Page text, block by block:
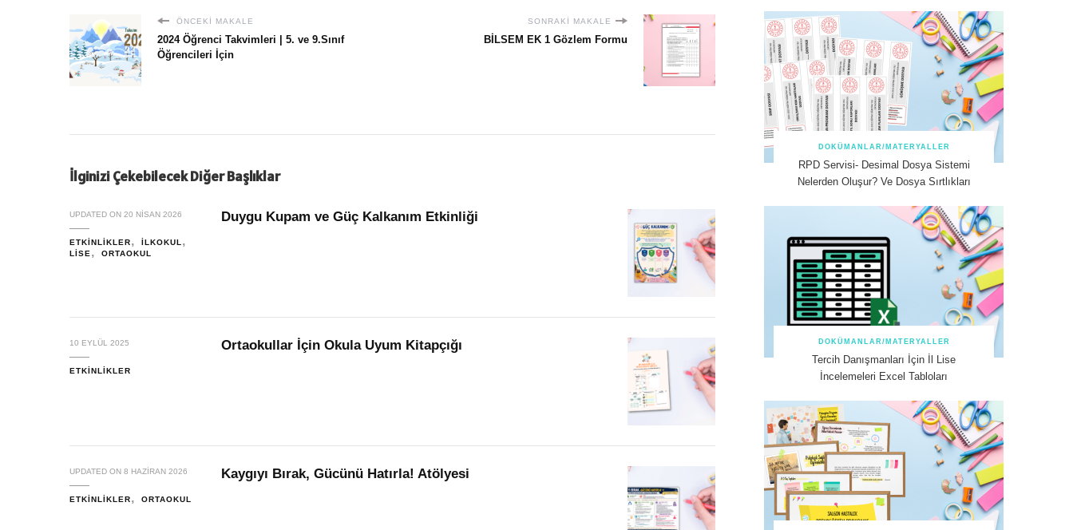
ÖNCEKI MAKALE
2024 Öğrenci Takvimleri | 5. ve 9.Sınıf
Öğrencileri İçin
SONRAKI MAKALE
BİLSEM EK 1 Gözlem Formu
İlginizi Çekebilecek Diğer Başlıklar
UPDATED ON 20 NISAN 2026
ETKINLIKLER
İLKOKUL
LISE
ORTAOKUL
Duygu Kupam ve Güç Kalkanım Etkinliği
10 EYLÜL 2025
ETKINLIKLER
Ortaokullar İçin Okula Uyum Kitapçığı
UPDATED ON 8 HAZIRAN 2026
ETKINLIKLER ORTAOKUL
Kaygıyı Bırak, Gücünü Hatırla! Atölyesi
DOKÜMANLAR/MATERYALLER
RPD Servisi- Desimal Dosya Sistemi
Nelerden Oluşur? Ve Dosya Sırtlıkları
DOKÜMANLAR/MATERYALLER
Tercih Danışmanları İçin İl Lise
İncelemeleri Excel Tabloları